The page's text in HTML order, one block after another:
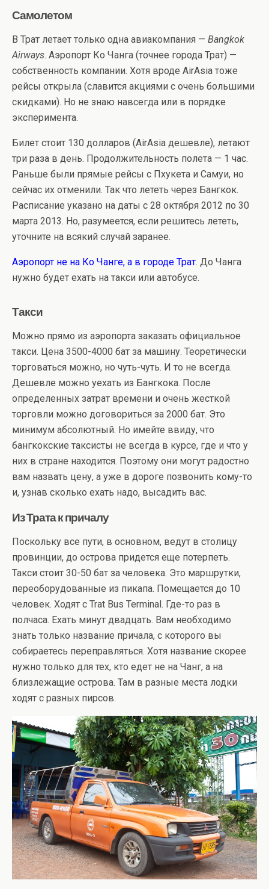
Самолетом
В Трат летает только одна авиакомпания — Bangkok
Airways. Аэропорт Ко Чанга (точнее города Трат) —
собственность компании. Хотя вроде AirAsia тоже
рейсы открыла (славится акциями с очень большими
скидками). Но не знаю навсегда или в порядке
эксперимента.
Билет стоит 130 долларов (AirAsia дешевле), летают
три раза в день. Продолжительность полета — 1 час.
Раньше были прямые рейсы с Пхукета и Самуи, но
сейчас их отменили. Так что лететь через Бангкок.
Расписание указано на даты с 28 октября 2012 по 30
марта 2013. Но, разумеется, если решитесь лететь,
уточните на всякий случай заранее.
Аэропорт не на Ко Чанге, а в городе Трат. До Чанга
нужно будет ехать на такси или автобусе.
Такси
Можно прямо из аэропорта заказать официальное
такси. Цена 3500-4000 бат за машину. Теоретически
торговаться можно, но чуть-чуть. И то не всегда.
Дешевле можно уехать из Бангкока. После
определенных затрат времени и очень жесткой
торговли можно договориться за 2000 бат. Это
минимум абсолютный. Но имейте ввиду, что
бангкокские таксисты не всегда в курсе, где и что у
них в стране находится. Поэтому они могут радостно
вам назвать цену, а уже в дороге позвонить кому-то
и, узнав сколько ехать надо, высадить вас.
Из Трата к причалу
Поскольку все пути, в основном, ведут в столицу
провинции, до острова придется еще потерпеть.
Такси стоит 30-50 бат за человека. Это маршрутки,
переоборудованные из пикапа. Помещается до 10
человек. Ходят с Trat Bus Terminal. Где-то раз в
полчаса. Ехать минут двадцать. Вам необходимо
знать только название причала, с которого вы
собираетесь переправляться. Хотя название скорее
нужно только для тех, кто едет не на Чанг, а на
близлежащие острова. Там в разные места лодки
ходят с разных пирсов.